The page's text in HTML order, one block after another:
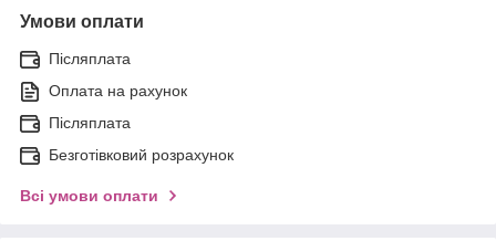
Умови оплати
Післяплата
Оплата на рахунок
Післяплата
Безготівковий розрахунок
Всі умови оплати